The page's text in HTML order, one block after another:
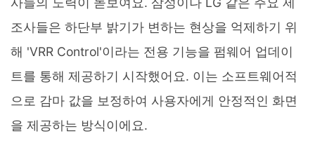
조사들은 하단부 밝기가 변하는 현상을 억제하기 위
해 'VRR Control'이라는 전용 기능을 펌웨어 업데이
트를 통해 제공하기 시작했어요. 이는 소프트웨어적
으로 감마 값을 보정하여 사용자에게 안정적인 화면
을 제공하는 방식이에요.